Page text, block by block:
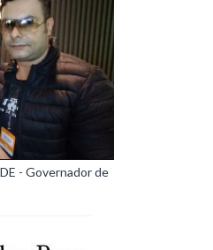
- Governador de